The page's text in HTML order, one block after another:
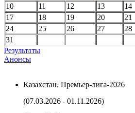
10
11 12 13 14
17
18 19 20 21
24
25 26 27 28
31
Результаты
Анонсы
Казахстан. Премьер-лига-2026
(07.03.2026 - 01.11.2026)